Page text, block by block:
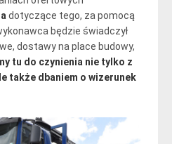
dotyczące tego, za pomocą
będzie świadczył
dostawy na place budowy,
tu do czynienia nie tylko z
także dbaniem o wizerunek